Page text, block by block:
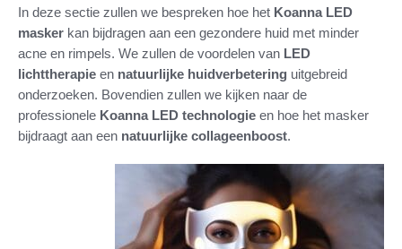
In deze sectie zullen we bespreken hoe het Koanna LED
masker kan bijdragen aan een gezondere huid met minder
acne en rimpels. We zullen de voordelen van LED
lichttherapie en natuurlijke huidverbetering uitgebreid
onderzoeken. Bovendien zullen we kijken naar de
professionele Koanna LED technologie en hoe het masker
bijdraagt aan een natuurlijke collageenboost.